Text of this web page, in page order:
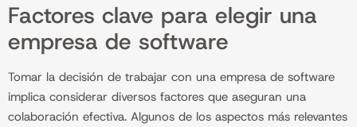
Factores clave para elegir una
empresa de software
Tomar la decisión de trabajar con una empresa de software
implica considerar diversos factores que aseguran una
colaboración efectiva. Algunos de los aspectos más relevantes